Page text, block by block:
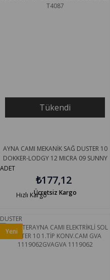
Tükendi
AYNA CAMI MEKANİK SAĞ DUSTER 10
DOKKER-LODGY 12 MICRA 09 SUNNY
ADET
₺177,12
Ücretsiz Kargo
Hızlı Kargo
DUSTER
Yeni